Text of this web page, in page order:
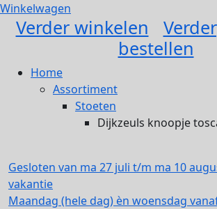
Winkelwagen
Verder winkelen
bestellen
Home
Assortiment
Stoeten
Dijkzeuls knoopje
Gesloten van ma 27 juli t/m ma 10
vakantie
Maandag (hele dag) èn woensdag